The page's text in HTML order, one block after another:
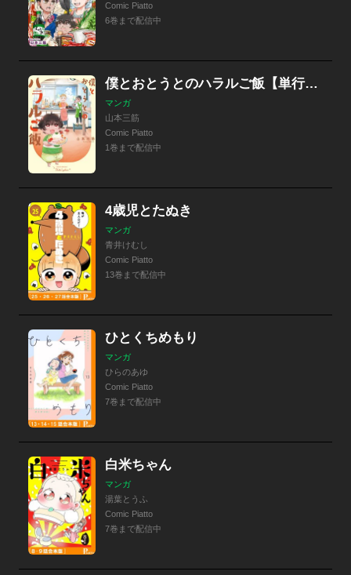
Comic Piatto
6巻まで配信中
僕とおとうとのハラルご飯【単行本版】【特典つき】
マンガ
山本三筋
Comic Piatto
1巻まで配信中
4歳児とたぬき
マンガ
青井けむし
Comic Piatto
13巻まで配信中
ひとくちめもり
マンガ
ひらのあゆ
Comic Piatto
7巻まで配信中
白米ちゃん
マンガ
湯葉とうふ
Comic Piatto
7巻まで配信中